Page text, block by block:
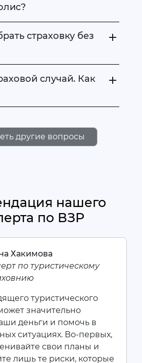
страховку без
случай. Как
другие вопросы
нашего
по ВЗР
Хакимова
по туристическому
туристического
значительно
деньги и помочь в
ситуациях. Во-первых,
свои планы и
лишь те риски, которые